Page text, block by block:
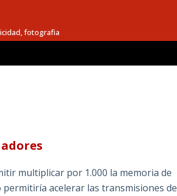
fotografia
multiplicar por 1.000 la memoria de
acelerar las transmisiones de